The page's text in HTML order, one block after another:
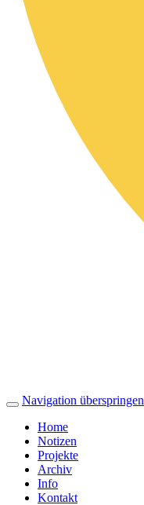
Navigation überspringen
Home
Notizen
Projekte
Archiv
Info
Kontakt